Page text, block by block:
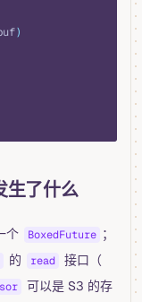
)
生了什么
个 BoxedFuture ；
的 read 接口（
可以是 S3 的存